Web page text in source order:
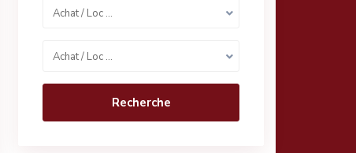
Achat / Loc …
Achat / Loc …
Recherche